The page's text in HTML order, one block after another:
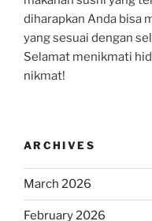
diharapkan Anda bisa
yang sesuai dengan
Selamat menikmati
nikmat!
ARCHIVES
March 2026
February 2026